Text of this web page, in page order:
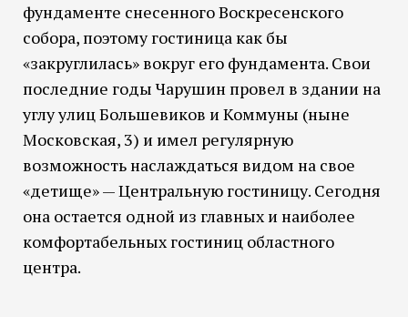
фундаменте снесенного Воскресенского
собора, поэтому гостиница как бы
«закруглилась» вокруг его фундамента. Свои
последние годы Чарушин провел в здании на
углу улиц Большевиков и Коммуны (ныне
Московская, 3) и имел регулярную
возможность наслаждаться видом на свое
«детище» — Центральную гостиницу. Сегодня
она остается одной из главных и наиболее
комфортабельных гостиниц областного
центра.